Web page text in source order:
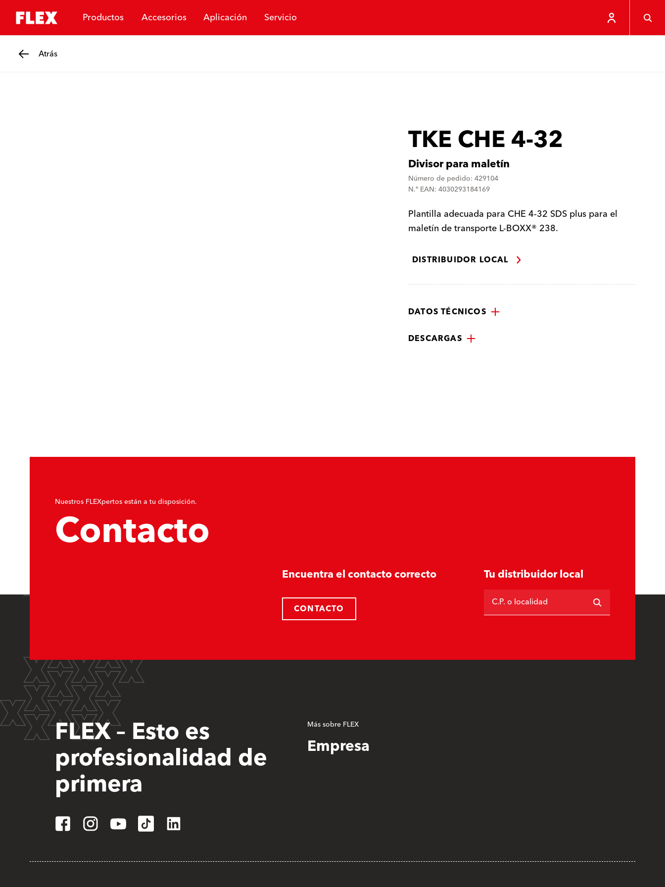
Productos Accesorios Aplicación Servicio
Atrás
TKE CHE 4-32
Divisor para maletín
Número de pedido: 429104
N.º EAN: 4030293184169
Plantilla adecuada para CHE 4-32 SDS plus para el
maletín de transporte L-BOXX® 238.
DISTRIBUIDOR LOCAL
DATOS TÉCNICOS
DESCARGAS
Nuestros FLEXpertos están a tu disposición.
Contacto
Encuentra el contacto correcto
CONTACTO
Tu distribuidor local
C.P. o localidad
FLEX – Esto es
profesionalidad de
primera
Más sobre FLEX
Empresa